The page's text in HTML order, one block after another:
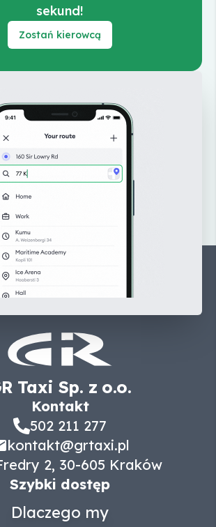
sekund!
Zostań kierowcą
Taxi Sp. z o.o.
Kontakt
502 211 277
kontakt@grtaxi.pl
2, 30-605 Kraków
Szybki dostęp
Dlaczego my